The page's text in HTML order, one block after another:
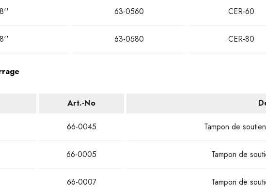
63-0560 CER-60
63-0580 CER-80
Art.-No
66-0045 Tampon de
66-0005 Tampon de
66-0007 Tampon de